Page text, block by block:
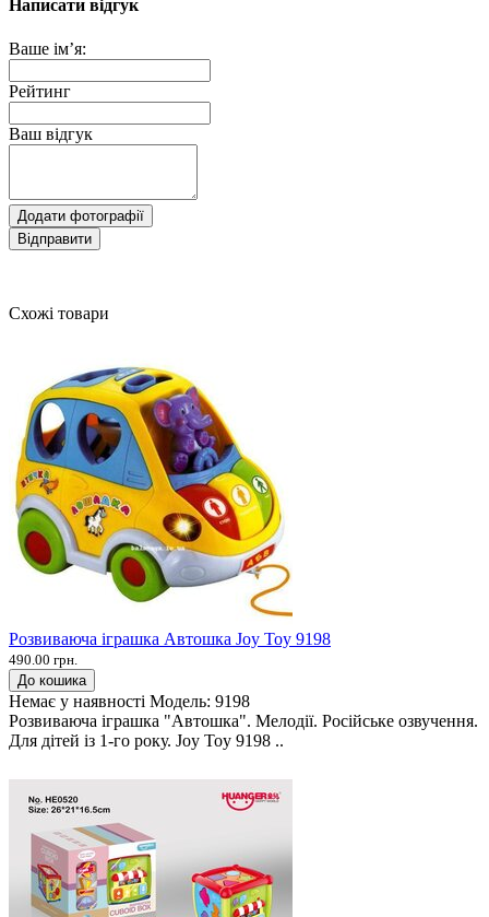
Написати відгук
Ваше ім’я:
Рейтинг
Ваш відгук
Додати фотографії
Відправити
Схожі товари
Розвиваюча іграшка Автошка Joy Toy 9198
490.00 грн.
До кошика
Немає у наявності Модель: 9198
Розвиваюча іграшка "Автошка". Мелодії. Російське озвучення.
Для дітей із 1-го року. Joy Toy 9198 ..